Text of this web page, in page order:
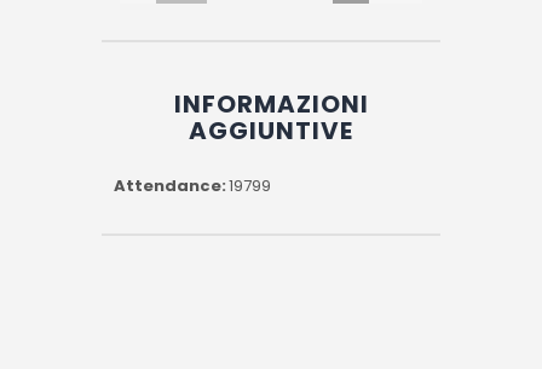
INFORMAZIONI
AGGIUNTIVE
Attendance 19799